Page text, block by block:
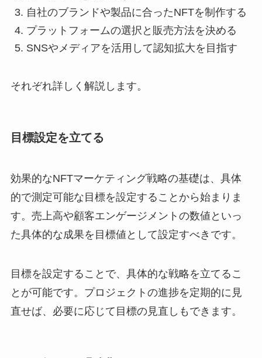
自社のブランドや製品に合ったNFTを制作する
プラットフォームの選択と販売方法を決める
SNSやメディアを活用して認知拡大を目指す
それぞれ詳しく解説します。
目標設定を立てる
効果的なNFTマーケティング戦略の基礎は、具体
的で測定可能な目標を設定することから始まりま
す。売上高や顧客エンゲージメントの数値といっ
た具体的な成果を目標値として設定すべきです。
目標を設定することで、具体的な戦略を立てるこ
とが可能です。プロジェクトの進捗を定期的に見
直せば、必要に応じて目標の見直しもできます。